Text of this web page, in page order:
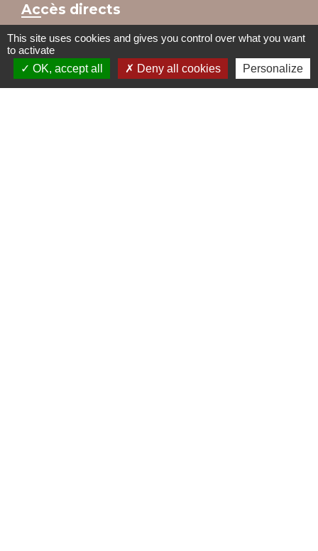
Accès directs
BULLETIN MUNICIPAL MENU CANTINE
This site uses cookies and gives you control over what you want
to activate
OK, accept all
Deny all cookies Personalize